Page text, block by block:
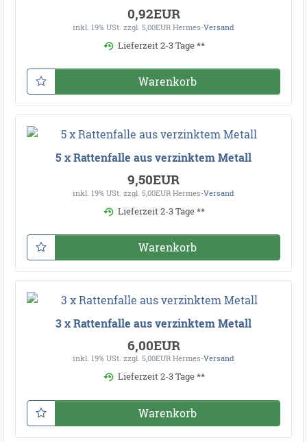
0,92EUR
inkl. 19% USt. zzgl. 5,00EUR Hermes-Versand
Lieferzeit 2-3 Tage **
Warenkorb
5 x Rattenfalle aus verzinktem Metall
9,50EUR
inkl. 19% USt. zzgl. 5,00EUR Hermes-Versand
Lieferzeit 2-3 Tage **
Warenkorb
3 x Rattenfalle aus verzinktem Metall
6,00EUR
inkl. 19% USt. zzgl. 5,00EUR Hermes-Versand
Lieferzeit 2-3 Tage **
Warenkorb